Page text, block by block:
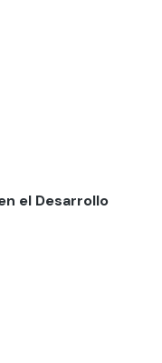
el Desarrollo